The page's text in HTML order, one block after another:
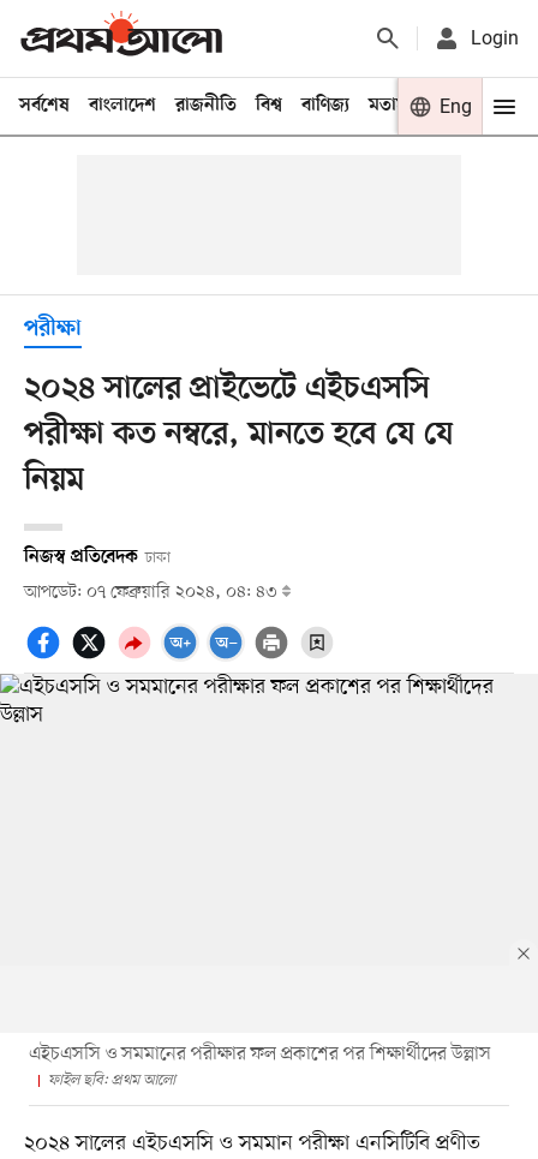
Login
সর্বশেষ বাংলাদেশ রাজনীতি বিশ্ব বাণিজ্য মতামত খেলা
Eng
পরীক্ষা
২০২৪ সালের প্রাইভেটে এইচএসসি
পরীক্ষা কত নম্বরে, মানতে হবে যে যে
নিয়ম
নিজস্ব প্রতিবেদক ঢাকা
আপডেট: ০৭ ফেব্রুয়ারি ২০২৪, ০৪: ৪৩
এইচএসসি ও সমমানের পরীক্ষার ফল প্রকাশের পর শিক্ষার্থীদের উল্লাস
ফাইল ছবি: প্রথম আলো
২০২৪ সালের এইচএসসি ও সমমান পরীক্ষা এনসিটিবি প্রণীত